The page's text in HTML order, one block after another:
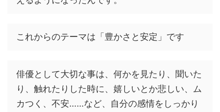
これからのテーマは「豊かさと安定」です
俳優として大切な事は、何かを見たり、聞いた
り、触れたりした時に、嬉しいとか悲しい、ム
カつく、不安……など、自分の感情をしっかり